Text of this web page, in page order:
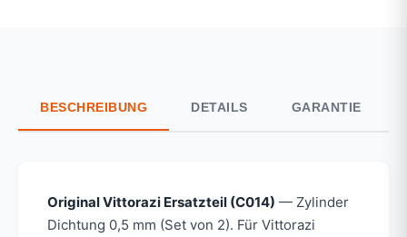
BESCHREIBUNG DETAILS GARANTIE
Original Vittorazi Ersatzteil (C014) — Zylinder
Dichtung 0,5 mm (Set von 2). Für Vittorazi